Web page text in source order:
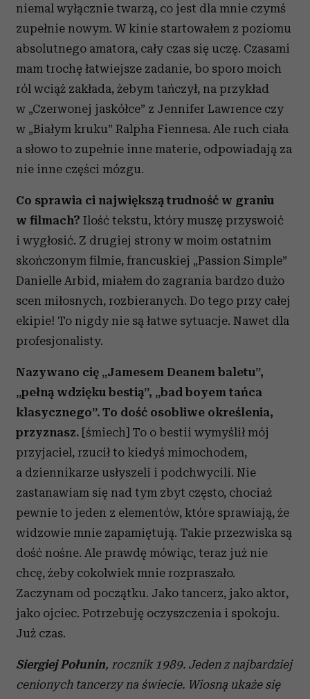
niemal wyłącznie twarzą, co jest dla mnie czymś
zupełnie nowym. W kinie startowałem z poziomu
absolutnego amatora, cały czas się uczę. Czasami
mam trochę łatwiejsze zadanie, bo sporo moich
ról wciąż zakłada, żebym tańczył, na przykład
w „Czerwonej jaskółce” z Jennifer Lawrence czy
w „Białym kruku” Ralpha Fiennesa. Ale ruch ciała
a słowo to zupełnie inne materie, odpowiadają za
nie inne części mózgu.
Co sprawia ci największą trudność w graniu
w filmach? Ilość tekstu, który muszę przyswoić
i wygłosić. Z drugiej strony w moim ostatnim
skończonym filmie, francuskiej „Passion Simple”
Danielle Arbid, miałem do zagrania bardzo dużo
scen miłosnych, rozbieranych. Do tego przy całej
ekipie! To nigdy nie są łatwe sytuacje. Nawet dla
profesjonalisty.
Nazywano cię „Jamesem Deanem baletu”,
„pełną wdzięku bestią”, „bad boyem tańca
klasycznego”. To dość osobliwe określenia,
przyznasz. [śmiech] To o bestii wymyślił mój
przyjaciel, rzucił to kiedyś mimochodem,
a dziennikarze usłyszeli i podchwycili. Nie
zastanawiam się nad tym zbyt często, chociaż
pewnie to jeden z elementów, które sprawiają, że
widzowie mnie zapamiętują. Takie przezwiska są
dość nośne. Ale prawdę mówiąc, teraz już nie
chcę, żeby cokolwiek mnie rozpraszało.
Zaczynam od początku. Jako tancerz, jako aktor,
jako ojciec. Potrzebuję oczyszczenia i spokoju.
Już czas.
Siergiej Połunin, rocznik 1989. Jeden z najbardziej
cenionych tancerzy na świecie. Wiosną ukaże się